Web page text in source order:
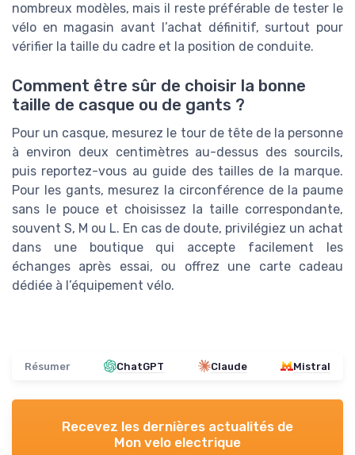
nombreux modèles, mais il reste préférable de tester le
vélo en magasin avant l’achat définitif, surtout pour
vérifier la taille du cadre et la position de conduite.
Comment être sûr de choisir la bonne
taille de casque ou de gants ?
Pour un casque, mesurez le tour de tête de la personne
à environ deux centimètres au-dessus des sourcils,
puis reportez-vous au guide des tailles de la marque.
Pour les gants, mesurez la circonférence de la paume
sans le pouce et choisissez la taille correspondante,
souvent S, M ou L. En cas de doute, privilégiez un achat
dans une boutique qui accepte facilement les
échanges après essai, ou offrez une carte cadeau
dédiée à l’équipement vélo.
Résumer ChatGPT Claude Mistral
Recevez les dernières actualités de
Mon velo electrique